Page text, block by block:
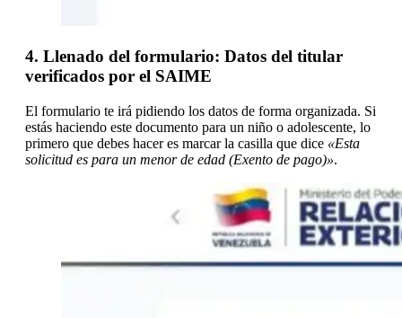
4. Llenado del formulario: Datos del titular
verificados por el SAIME
El formulario te irá pidiendo los datos de forma organizada. Si
estás haciendo este documento para un niño o adolescente, lo
primero que debes hacer es marcar la casilla que dice «Esta
solicitud es para un menor de edad (Exento de pago)».